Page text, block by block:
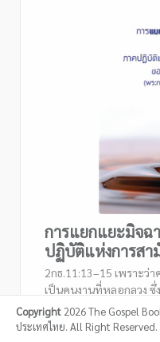
การแยกแยะมิจฉ
ปฏิบัติแห่งการสา
2กธ.11:13–15 เพราะว่
เป็นคนงานที่หลอกลวง
คริสต์. การกระทำเช่นนั้
เองก็ยังปลอมตัวเป็นทูตแ
Copyright 2026 The Gospel
ประเทศไทย. All Right Reserved.